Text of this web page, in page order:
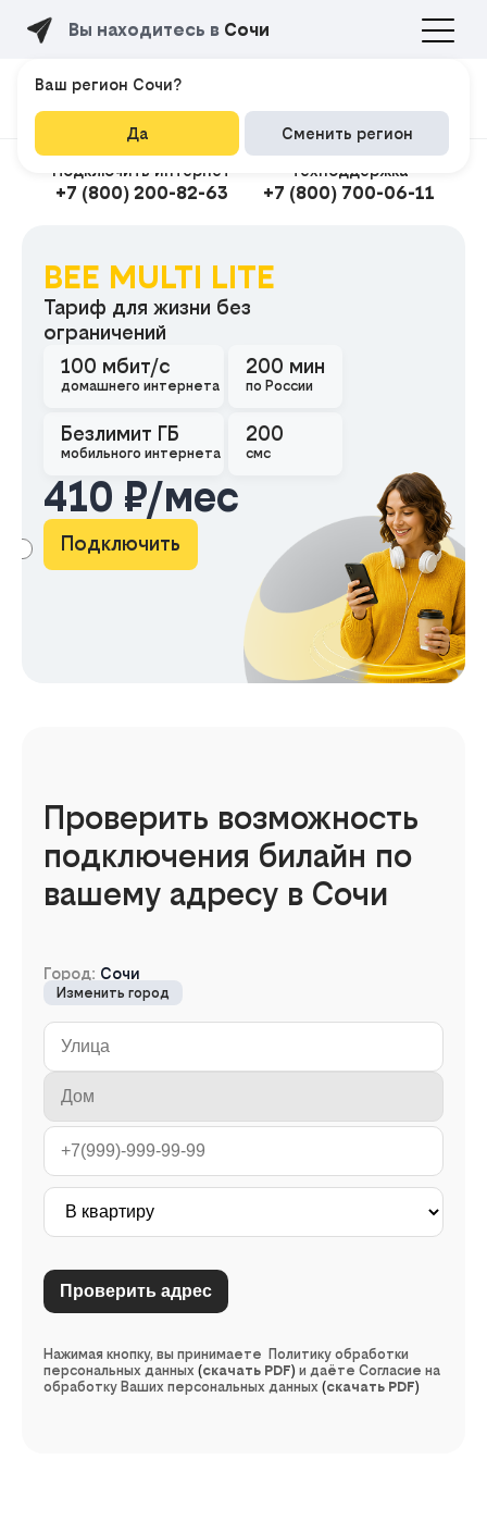
Вы находитесь в Сочи
Подключить интернет
+7 (800) 200-82-63
Техподдержка
+7 (800) 700-06-11
BEE MULTI LITE
Тариф для жизни без
ограничений
100 мбит/с
домашнего интернета
Безлимит ГБ
мобильного интернета
200 мин
по России
200
смс
410 ₽/мес
Подключить
Проверить возможность
подключения билайн по
вашему адресу в Сочи
Город: Сочи
Изменить город
Нажимая кнопку, вы принимаете Политику обработки
персональных данных (скачать PDF) и даёте Согласие на
обработку Ваших персональных данных (скачать PDF)
Ваш регион Сочи?
Да Сменить регион